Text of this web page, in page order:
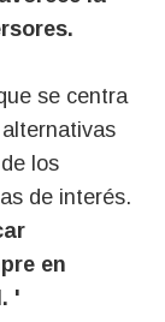
se centra
los
de interés.
en
'